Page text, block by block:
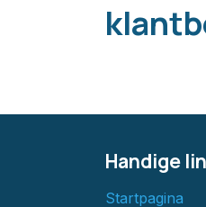
Handige
Startpagina